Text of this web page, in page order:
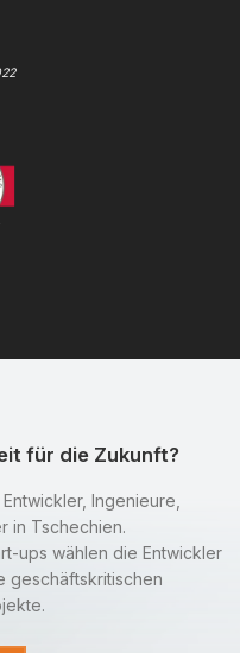
für die Zukunft?
Ingenieure,
in Tschechien.
ups wählen die Entwickler
geschäftskritischen